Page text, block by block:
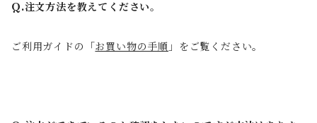
Q.注文方法を教えてください。
ご利用ガイドの「お買い物の手順 」をご覧ください。